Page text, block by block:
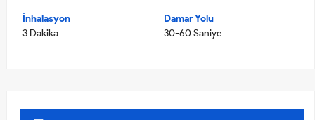
İnhalasyon
3 Dakika
Damar Yolu
30-60 Saniye